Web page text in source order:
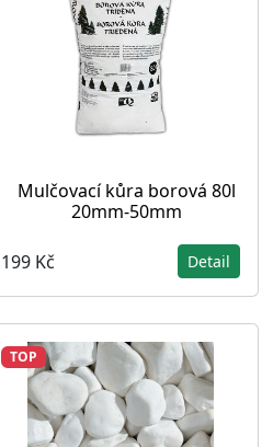
Mulčovací kůra borová 80l
20mm-50mm
199 Kč Detail
TOP